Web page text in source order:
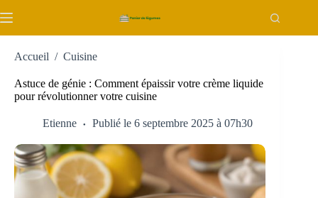
au
Accueil / Cuisine
Astuce de génie : Comment épaissir votre crème liquide
pour révolutionner votre cuisine
Etienne Publié le 6 septembre 2025 à 07h30